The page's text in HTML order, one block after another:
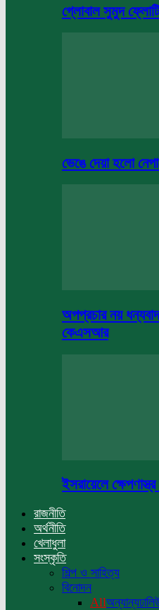
গ্লোবাল সুমুদ
ভেঙে দেয়া হলো
অপপ্রচার নয়
কেএসআর
ইসরায়েলে
রাজনীতি
অর্থনীতি
খেলাধুলা
সংস্কৃতি
শিল্প ও সাহিত্য
বিনোদন
Allঅন্যান্য